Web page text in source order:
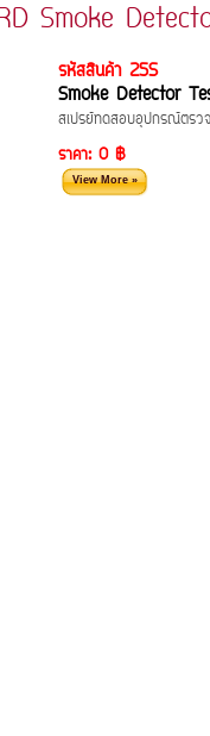
Smoke
รหัสสินค้า 25S
Smoke Detector
สเปรย์ทดสอบอุปกรณ์ตร
ราคา: 0 ฿
View More »